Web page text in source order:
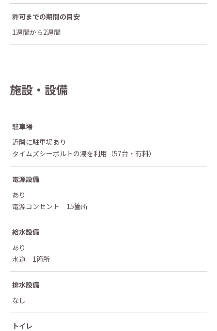
許可までの期間の目安
1週間から2週間
施設・設備
駐車場
近隣に駐車場あり
タイムズシーボルトの湯を利用（57台・有料）
電源設備
あり
電源コンセント 15箇所
給水設備
あり
水道 1箇所
排水設備
なし
トイレ